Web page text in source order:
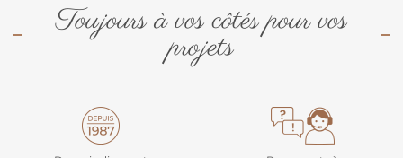
Toujours à vos côtés pour vos
projets